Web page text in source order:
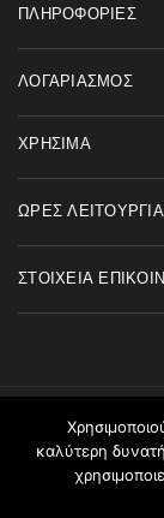
ΠΛΗΡΟΦΟΡΊΕΣ
ΛΟΓΑΡΙΑΣΜΌΣ
ΧΡΉΣΙΜΑ
ΏΡΕΣ
ΣΤΟΙΧΕΊΑ
καλύτερη